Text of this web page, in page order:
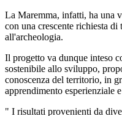
La Maremma, infatti, ha una
con una crescente richiesta
all'archeologia.
Il progetto va dunque inteso
sostenibile allo sviluppo,
conoscenza del territorio, in
apprendimento esperienziale
" I risultati provenienti da